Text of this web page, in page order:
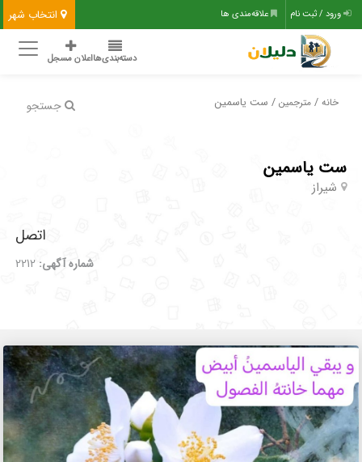
انتخاب شهر ورود / ثبت نام علاقه‌مندی ها
دسته‌بندی‌هااعلان مسجل
جستجو خانه /مترجمین / ست یاسمین
ست یاسمین
شیراز
اتصل
شماره آگهی: 2212